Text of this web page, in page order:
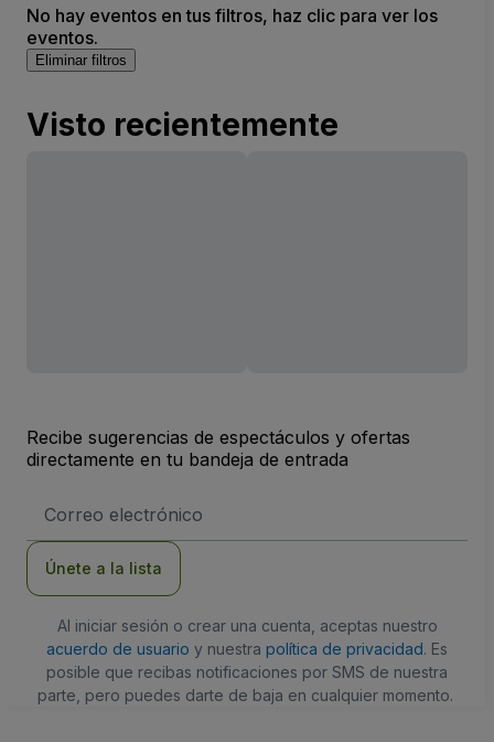
No hay eventos en tus filtros, haz clic para ver los
eventos.
Eliminar filtros
Visto recientemente
Recibe sugerencias de espectáculos y ofertas
directamente en tu bandeja de entrada
de
Únete a la lista
Al iniciar sesión o crear una cuenta, aceptas nuestro
acuerdo de usuario y nuestra política de privacidad. Es
posible que recibas notificaciones por SMS de nuestra
parte, pero puedes darte de baja en cualquier momento.